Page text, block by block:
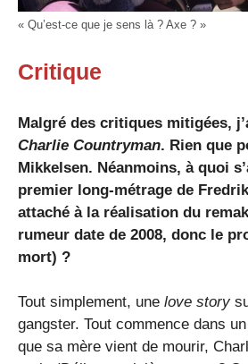
« Qu’est-ce que je sens là ? Axe ? »
Critique
Malgré des critiques mitigées,
Charlie Countryman. Rien que
Mikkelsen. Néanmoins, à quoi
premier long-métrage de
attaché à la réalisation du
rumeur date de 2008, donc le
mort) ?
Tout simplement, une love story
gangster. Tout commence dans
que sa mère vient de mourir,